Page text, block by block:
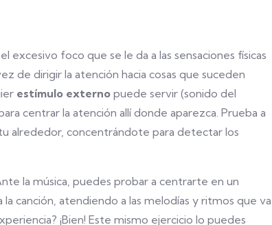
excesivo foco que se le da a las sensaciones físicas
de dirigir la atención hacia cosas que suceden
estímulo externo puede servir (sonido del
centrar la atención allí donde aparezca. Prueba a
alrededor, concentrándote para detectar los
la música, puedes probar a centrarte en un
canción, atendiendo a las melodías y ritmos que va
¡Bien! Este mismo ejercicio lo puedes